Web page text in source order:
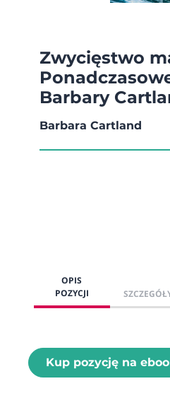
Zwycięstwo
Barbary
Barbara Cartland
OPIS
POZYCJI
Kup pozycję na